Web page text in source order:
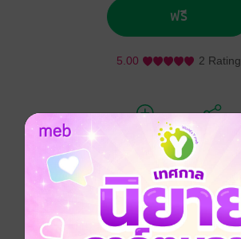
ฟรี
5.00 2 Rating
ติดตาม
พระวินัยปิฎก เล่ม 2 - มหาวิภังค์ ทุติยภาค
ประเภทไฟล์